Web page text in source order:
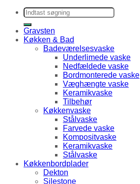
Søg efter:
Gravsten
Køkken & Bad
Badeværelsesvaske
Underlimede vaske
Nedfældede vaske
Bordmonterede vaske
Væghængte vaske
Keramikvaske
Tilbehør
Køkkenvaske
Stålvaske
Farvede vaske
Kompositvaske
Keramikvaske
Stålvaske
Køkkenbordplader
Dekton
Silestone